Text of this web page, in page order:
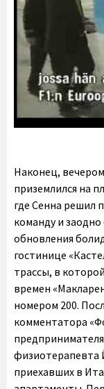
Наконец,
приземлился на
где Сенна решил
команду и
обновления
гостинице
трассы, в
времен
номером 200.
комментатора
физиотерапевта
приехавших в